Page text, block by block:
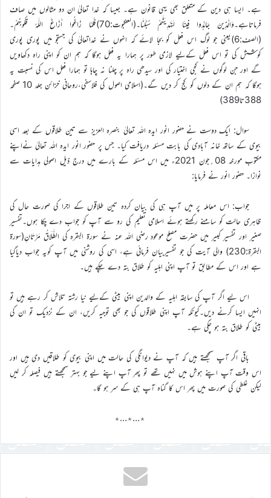
ہے۔ ایسا ہی دین کے متعلق بھی یہی قانون ہے۔ جیسا کہ خدا تعالیٰ ان دو مثالوں میں صاف
فرماتاہے۔وَالَّذِينَ جَاهَدُوا فِينَا لَنَهْدِيَنَّهُمْ سُبُلَنَا۔(العنکبوت:70)فَلَمَّا زَاغُوا أَزَاغَ اللّٰهُ قُلُوبَهُمْ۔
(الصف:6)یعنی جو لوگ اس فعل کو بجا لائے کہ انہوں نے خداتعالیٰ کی جستجو میں پوری پوری
کوشش کی تو اس فعل کےلیے لازمی طور پر ہمارا یہ فعل ہوگا کہ ہم ان کو اپنی راہ دکھاویں
گے اور جن لوگوں نے کجی اختیار کی اور سیدھی راہ پر چلنا نہ چاہا تو ہمارا فعل اس کی نسبت یہ
ہوگا کہ ہم ان کے دلوں کو کج کر دیں گے۔(اسلامی اصول کی فلاسفی،روحانی خزائن جلد 10 صفحہ
388تا389)
سوال: ایک دوست نے حضور انور ایدہ اللہ تعالیٰ بنصرہ العزیز سے تین طلاقوں کے بعد اسی
بیوی کے ساتھ خانہ آبادی کی بابت مسئلہ دریافت کیا۔ جس پر حضور انور ایدہ اللہ تعالیٰ نےاپنے
مکتوب مورخہ 08؍جون 2021ء میں اس مسئلہ کے بارے میں درج ذیل اصولی ہدایات سے
نوازا۔ حضور انور نے فرمایا:
جواب: اس معاملہ پر میں آپ ہی کی بیان کردہ تین طلاقوں کے اجرا کی صورت حال کی
ظاہری حالت کو سامنے رکھتے ہوئے اسلامی تعلیم کی رو سے آپ کو جواب دے چکا ہوں۔تفسیر
صغیر اور تفسیر کبیر میں حضرت مصلح موعود رضی اللہ عنہ نے سورۃ البقرہ کی الطَّلَاقُ مَرَّتَانِ(سورۃ
البقرۃ:230) والی آیت کی جو تفسیربیان فرمائی ہے، اسی کی روشنی میں آپ کویہ جواب دیاگیا
ہے اور اس کے مطابق تو آپ اپنی اہلیہ کو طلاق بتہ دے چکے ہیں۔
اس لیے اگر آپ کی سابقہ اہلیہ کے والدین اپنی بیٹی کےلیے نیا رشتہ تلاش کر رہے ہیں تو
انہیں ایسا کرنے دیں۔کیونکہ آپ اپنی طلاقوں کی جو بھی توجیہ کریں، ان کے نزدیک تو ان کی
بیٹی کو طلاق بتہ ہو چکی ہے۔
باقی اگر آپ سمجھتے ہیں کہ آپ نے دیوانگی کی حالت میں اپنی بیوی کو طلاقیں دی ہیں اور
اس وقت آپ اپنے ہوش میں نہیں تھے تو پھر آپ اپنے لیے جو بہتر سمجھتے ہیں فیصلہ کر لیں
لیکن غلطی کی صورت میں پھر اس کا گناہ آپ ہی کے سر ہو گا۔
٭…٭…٭